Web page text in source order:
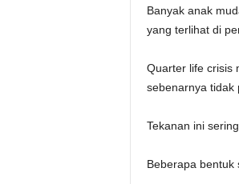
Banyak anak
yang terlihat di
Quarter life crisis
sebenarnya tidak
Tekanan ini
Beberapa bentuk